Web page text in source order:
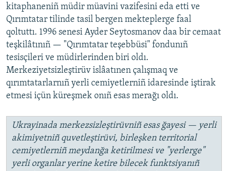
kitaphaneniñ müdir müavini vazifesini eda etti ve
Qırımtatar tilinde tasil bergen mekteplerge faal
qoltuttı. 1996 senesi Ayder Seytosmanov daa bir cemaat
teşkilâtınıñ — "Qırımtatar teşebbüsi" fondunıñ
tesisçileri ve müdirlerinden biri oldı.
Merkeziyetsizleştirüv islâatınen çalışmaq ve
qırımtatarlarnıñ yerli cemiyetlerniñ idaresinde iştirak
etmesi içün küreşmek onıñ esas merağı oldı.
Ukrayinada merkezsizleştirüvniñ esas ğayesi — yerli
akimiyetniñ quvetleştirüvi, birleşken territorial
cemiyetlerniñ meydanğa ketirilmesi ve "yerlerge"
yerli organlar yerine ketire bilecek funktsiyanıñ